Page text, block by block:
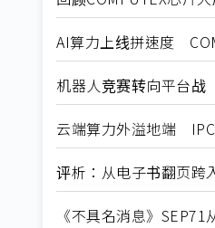
AI算力上线拼速度
机器人竞赛转向平台
云端算力外溢地端
评析：从电子书翻页跨
《不具名消息》